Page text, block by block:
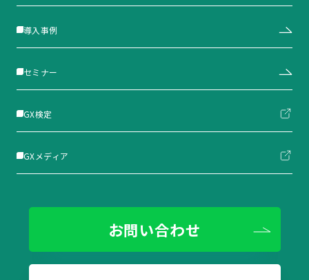
導入事例
セミナー
GX検定
GXメディア
お問い合わせ